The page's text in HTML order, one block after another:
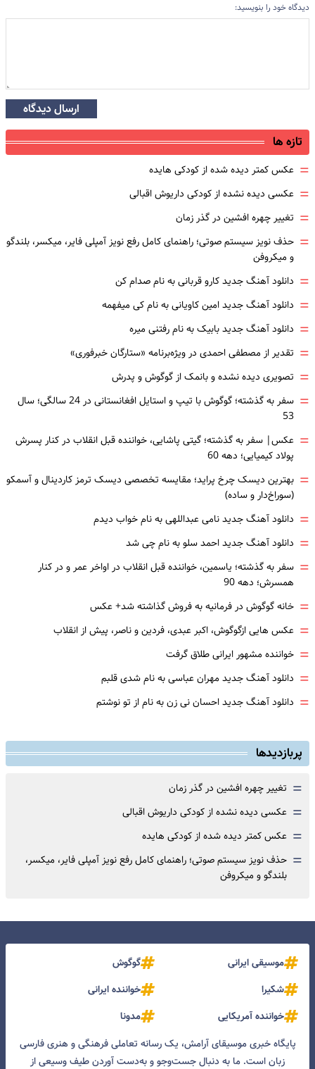
دیدگاه خود را بنویسید:
ارسال دیدگاه
تازه ها
= عکس کمتر دیده شده از کودکی هایده
= عکسی دیده نشده از کودکی داریوش اقبالی
= تغییر چهره افشین در گذر زمان
= حذف نویز سیستم صوتی؛ راهنمای کامل رفع نویز آمپلی فایر، میکسر، بلندگو
و میکروفن
= دانلود آهنگ جدید کارو قربانی به نام صدام کن
= دانلود آهنگ جدید امین کاویانی به نام کی میفهمه
= دانلود آهنگ جدید بابیک به نام رفتنی میره
= تقدیر از مصطفی احمدی در ویژه‌برنامه «ستارگان خبرفوری»
= تصویری دیده نشده و بانمک از گوگوش و پدرش
=
سفر به گذشته؛ گوگوش با تیپ و استایل افغانستانی در 24 سالگی؛ سال
53
= عکس| سفر به گذشته؛ گیتی پاشایی، خواننده قبل انقلاب در کنار پسرش
پولاد کیمیایی؛ دهه 60
= بهترین دیسک چرخ پراید؛ مقایسه تخصصی دیسک ترمز کاردینال و آسمکو
(سوراخ‌دار و ساده)
= دانلود آهنگ جدید نامی عبداللهی به نام خواب دیدم
= دانلود آهنگ جدید احمد سلو به نام چی شد
= سفر به گذشته؛ یاسمین، خواننده قبل انقلاب در اواخر عمر و در کنار
همسرش؛ دهه 90
= خانه گوگوش در فرمانیه به فروش گذاشته شد+ عکس
= عکس هایی ازگوگوش، اکبر عبدی، فردین و ناصر، پیش از انقلاب
= خواننده مشهور ایرانی طلاق گرفت
= دانلود آهنگ جدید مهران عباسی به نام شدی قلبم
= دانلود آهنگ جدید احسان نی زن به نام از تو نوشتم
پربازدیدها
= تغییر چهره افشین در گذر زمان
= عکسی دیده نشده از کودکی داریوش اقبالی
= عکس کمتر دیده شده از کودکی هایده
= حذف نویز سیستم صوتی؛ راهنمای کامل رفع نویز آمپلی فایر، میکسر،
بلندگو و میکروفن
موسیقی ایرانی
گوگوش
شکیرا
خواننده ایرانی
خواننده آمریکایی
مدونا
پایگاه خبری موسیقای آرامش، یک رسانه تعاملی فرهنگی و هنری فارسی
زبان است. ما به دنبال جست‌و‌جو و به‌دست آوردن طیف وسیعی از